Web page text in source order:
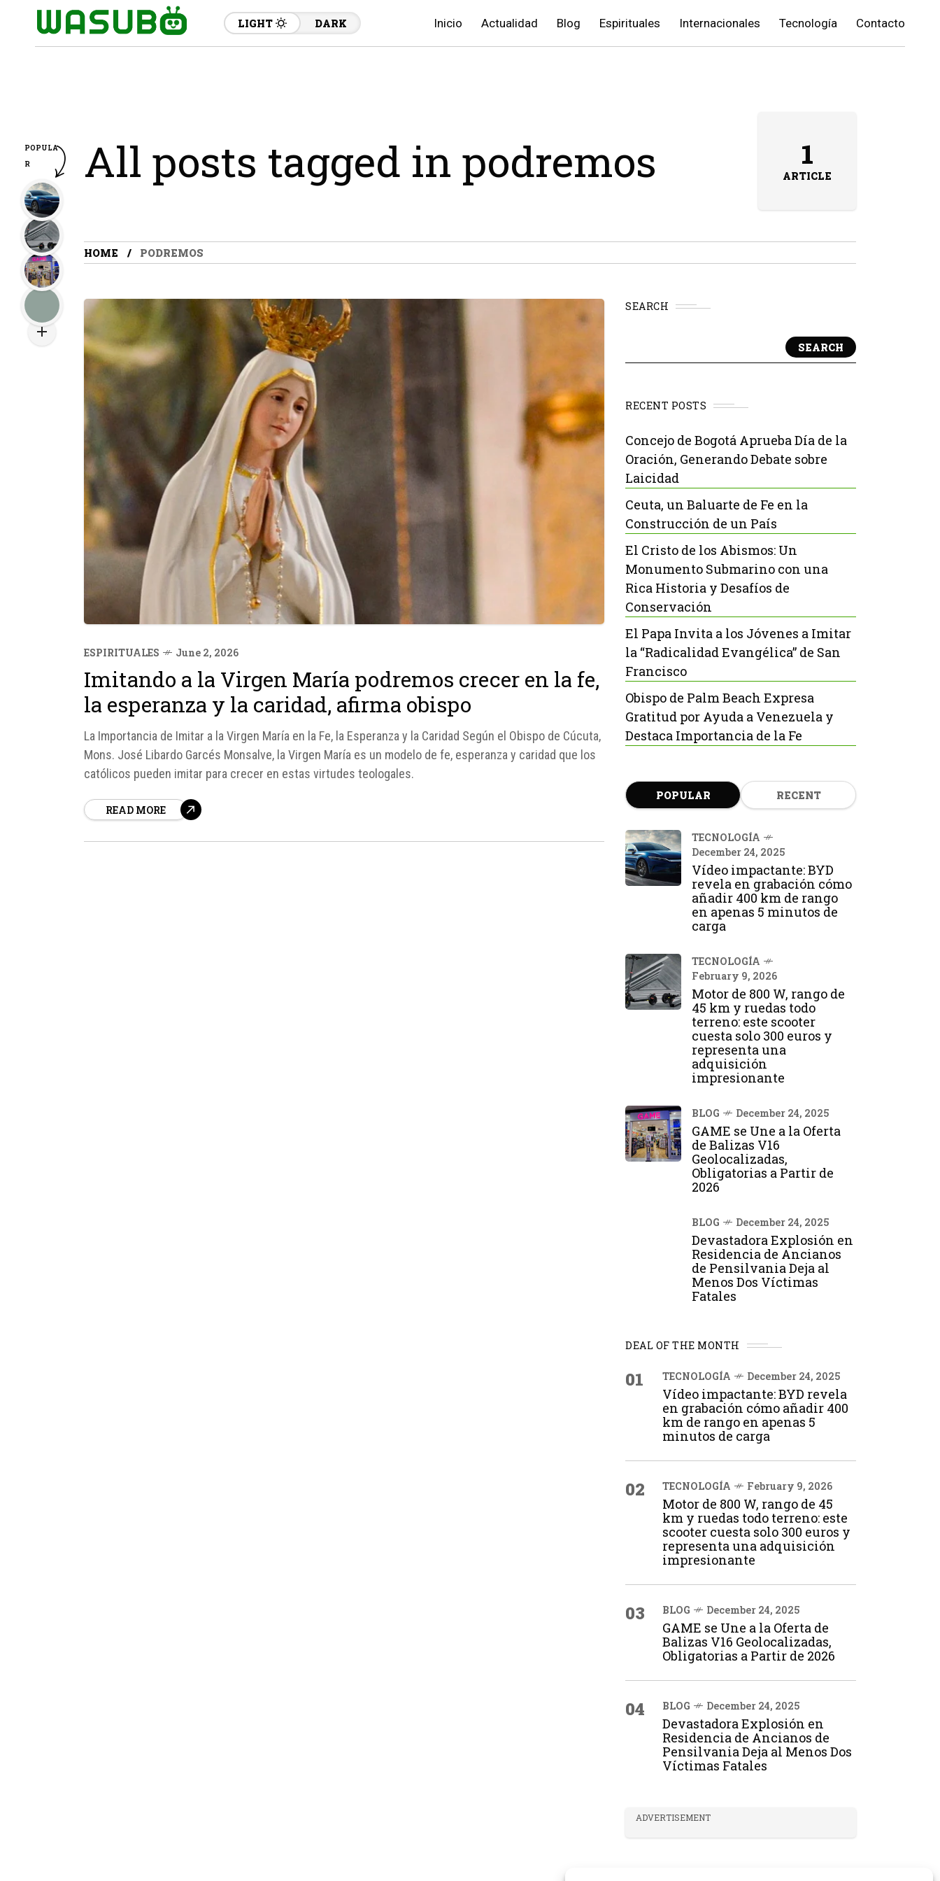
LIGHT DARK Inicio Actualidad Blog Espirituales Internacionales Tecnología Contacto
All posts tagged in podremos 1
ARTICLE
HOME PODREMOS
ESPIRITUALES June 2, 2026
Imitando a la Virgen María podremos crecer en la fe,
la esperanza y la caridad, afirma obispo
La Importancia de Imitar a la Virgen María en la Fe, la Esperanza y la Caridad Según el Obispo de Cúcuta,
Mons. José Libardo Garcés Monsalve, la Virgen María es un modelo de fe, esperanza y caridad que los
católicos pueden imitar para crecer en estas virtudes teologales.
READ MORE
SEARCH
SEARCH
RECENT POSTS
Concejo de Bogotá Aprueba Día de la
Oración, Generando Debate sobre
Laicidad
Ceuta, un Baluarte de Fe en la
Construcción de un País
El Cristo de los Abismos: Un
Monumento Submarino con una
Rica Historia y Desafíos de
Conservación
El Papa Invita a los Jóvenes a Imitar
la “Radicalidad Evangélica” de San
Francisco
Obispo de Palm Beach Expresa
Gratitud por Ayuda a Venezuela y
Destaca Importancia de la Fe
POPULAR RECENT
TECNOLOGÍA
December 24, 2025
Vídeo impactante: BYD
revela en grabación cómo
añadir 400 km de rango
en apenas 5 minutos de
carga
TECNOLOGÍA
February 9, 2026
Motor de 800 W, rango de
45 km y ruedas todo
terreno: este scooter
cuesta solo 300 euros y
representa una
adquisición
impresionante
BLOG December 24, 2025
GAME se Une a la Oferta
de Balizas V16
Geolocalizadas,
Obligatorias a Partir de
2026
BLOG December 24, 2025
Devastadora Explosión en
Residencia de Ancianos
de Pensilvania Deja al
Menos Dos Víctimas
Fatales
DEAL OF THE MONTH
01 TECNOLOGÍA December 24, 2025
Vídeo impactante: BYD revela
en grabación cómo añadir 400
km de rango en apenas 5
minutos de carga
02 TECNOLOGÍA February 9, 2026
Motor de 800 W, rango de 45
km y ruedas todo terreno: este
scooter cuesta solo 300 euros y
representa una adquisición
impresionante
03 BLOG December 24, 2025
GAME se Une a la Oferta de
Balizas V16 Geolocalizadas,
Obligatorias a Partir de 2026
04 BLOG December 24, 2025
Devastadora Explosión en
Residencia de Ancianos de
Pensilvania Deja al Menos Dos
Víctimas Fatales
ADVERTISEMENT
POPULA
R